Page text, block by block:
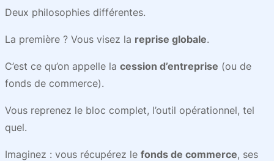
Deux philosophies différentes.
La première ? Vous visez la reprise globale.
C’est ce qu’on appelle la cession d’entreprise (ou de
fonds de commerce).
Vous reprenez le bloc complet, l’outil opérationnel, tel
quel.
Imaginez : vous récupérez le fonds de commerce, ses